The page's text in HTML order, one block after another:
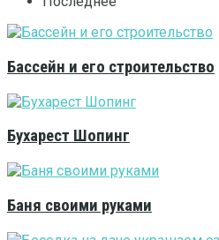
Бассейн и его строительство
Бухарест Шопинг
Баня своими руками